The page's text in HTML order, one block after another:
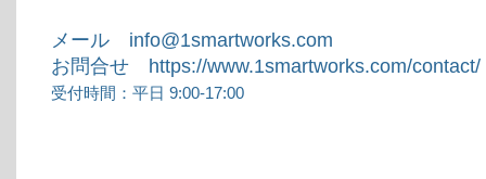
メール info@1smartworks.com
お問合せ https://www.1smartworks.com/contact/
受付時間：平日 9:00-17:00